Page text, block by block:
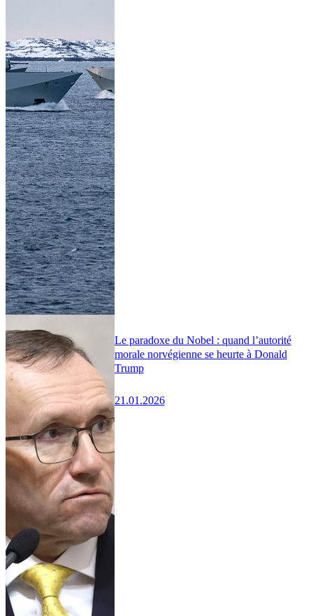
Le paradoxe du Nobel : quand l’autorité
morale norvégienne se heurte à Donald
Trump
21.01.2026